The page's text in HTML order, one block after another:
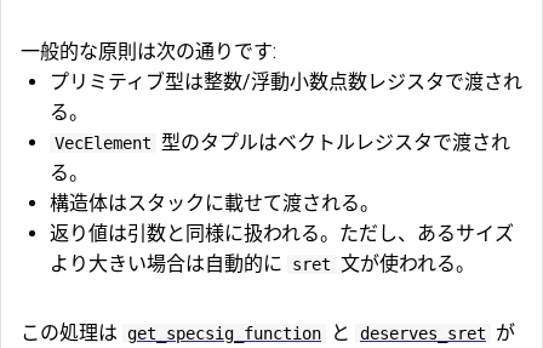
一般的な原則は次の通りです:
プリミティブ型は整数/浮動小数点数レジスタで渡され
る。
VecElement
型のタプルはベクトルレジスタで渡され
る。
構造体はスタックに載せて渡される。
返り値は引数と同様に扱われる。ただし、あるサイズ
より大きい場合は自動的に
sret 文が使われる。
この処理は get_specsig_function と deserves_sret
が